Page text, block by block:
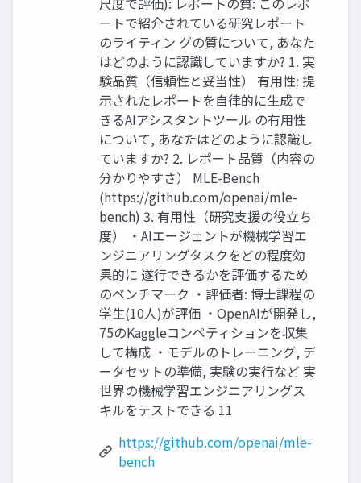
ートで紹介されている研究レポート
のライティン グの質について, あなた
はどのように認識していますか? 1. 実
験品質（信頼性と妥当性） 有用性: 提
示されたレポートを自律的に生成で
きるAIアシスタントツール の有用性
について, あなたはどのように認識し
ていますか? 2. レポート品質（内容の
分かりやすさ） MLE-Bench
(https://github.com/openai/mle-
bench) 3. 有用性（研究支援の役立ち
度） ・AIエージェントが機械学習エ
ンジニアリングタスクをどの程度効
果的に 遂行できるかを評価するため
のベンチマーク ・評価者: 博士課程の
学生(10人)が評価 ・OpenAIが開発し,
75のKaggleコンペティションを収集
して構成 ・モデルのトレーニング, デ
ータセットの準備, 実験の実行など 実
世界の機械学習エンジニアリングス
キルをテストできる 11
https://github.com/openai/mle-
bench